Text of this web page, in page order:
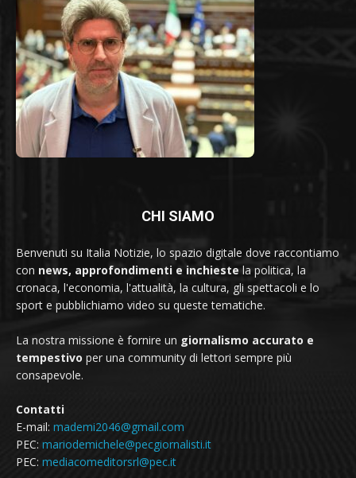
CHI SIAMO
Benvenuti su Italia Notizie, lo spazio digitale dove raccontiamo
con news, approfondimenti e inchieste la politica, la
cronaca, l'economia, l'attualità, la cultura, gli spettacoli e lo
sport e pubblichiamo video su queste tematiche.
La nostra missione è fornire un giornalismo accurato e
tempestivo per una community di lettori sempre più
consapevole.
Contatti
E-mail: mademi2046@gmail.com
PEC: mariodemichele@pecgiornalisti.it
PEC: mediacomeditorsrl@pec.it